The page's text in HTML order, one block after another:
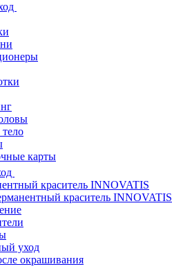
карты
краситель INNOVATIS
краситель INNOVATIS
уход
окрашивания